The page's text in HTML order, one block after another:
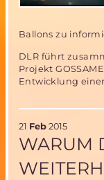
Ballons zu
DLR führt
Projekt
Entwicklung einer
21 Feb 2015
WARUM